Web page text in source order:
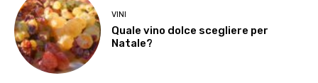
VINI
Quale vino dolce scegliere per
Natale?